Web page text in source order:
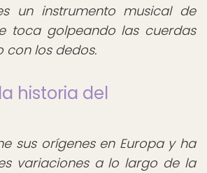
un instrumento musical de
toca golpeando las cuerdas
con los dedos.
historia del
sus orígenes en Europa y ha
variaciones a lo largo de la